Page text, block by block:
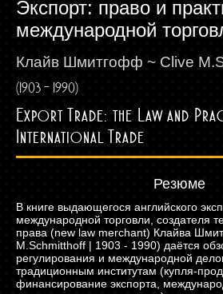
Экспорт: право и
международной
Клайв Шмитгофф ~ Clive
(1903 - 1990)
Export Trade: the Law and
International Trade
Резюме
В книге выдающегося английского
международной торговли, создателя
права (new law merchant) Клайва
M.Schmitthoff | 1903 - 1990) даётся
регулирования и международной
традиционным институтам (купля-
финансирование экспорта,